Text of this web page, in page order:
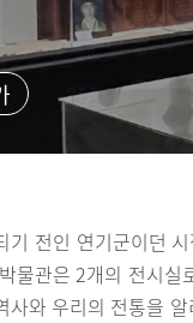
전인 연기군이던
물관은 2개의 전시
와 우리의 전통을